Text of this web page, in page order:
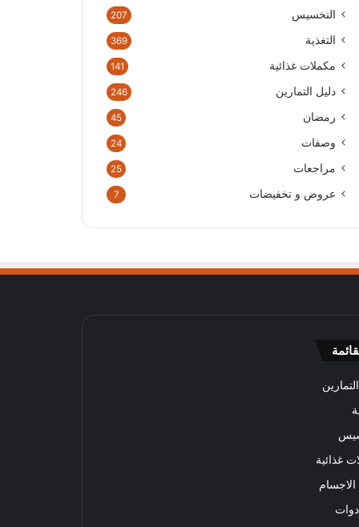
و
ن
التخسيس 207
التغذية 369
مكملات غذائية 141
دليل التمارين 246
رمضان 45
وصفات 24
مراجعات 25
عروض و تخفيضات 7
غذائية